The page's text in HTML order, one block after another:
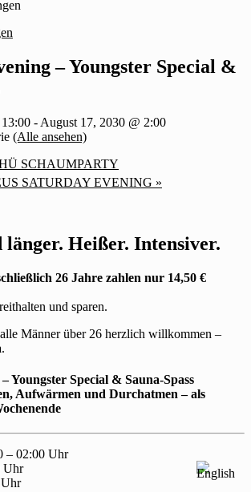
– Youngster Special &
- August 17, 2030 @ 2:00
(Alle ansehen)
SCHAUMPARTY
SATURDAY EVENING »
Heißer. Intensiver.
26 Jahre zahlen nur 14,50 €
und sparen.
Männer über 26 herzlich willkommen –
Youngster Special & Sauna-Spass
Aufwärmen und Durchatmen – als
– 02:00 Uhr
Uhr